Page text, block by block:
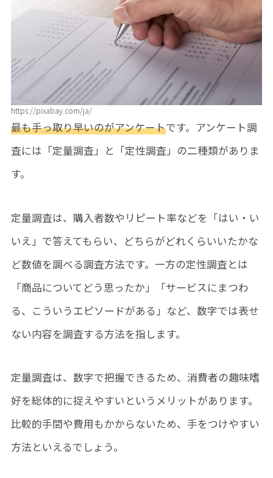
https://pixabay.com/ja/
最も手っ取り早いのがアンケートです。アンケート調
査には「定量調査」と「定性調査」の二種類がありま
す。
定量調査は、購入者数やリピート率などを「はい・い
いえ」で答えてもらい、どちらがどれくらいいたかな
ど数値を調べる調査方法です。一方の定性調査とは
「商品についてどう思ったか」「サービスにまつわ
る、こういうエピソードがある」など、数字では表せ
ない内容を調査する方法を指します。
定量調査は、数字で把握できるため、消費者の趣味嗜
好を総体的に捉えやすいというメリットがあります。
比較的手間や費用もかからないため、手をつけやすい
方法といえるでしょう。